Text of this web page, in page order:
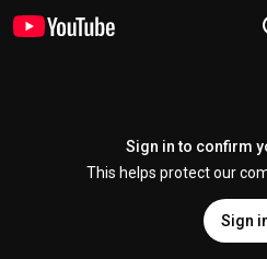
Sign in to confirm
This helps protect our
Sign